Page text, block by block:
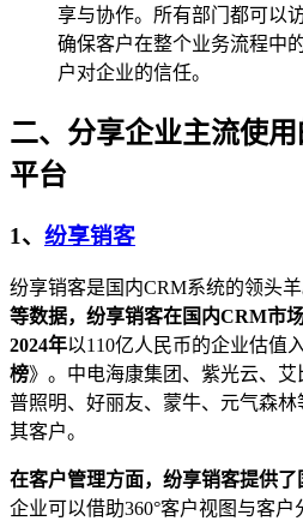
享与协作。所有部门都可以
确保客户在整个业务流程中
户对企业的信任。
二、分享企业主流使
平台
1、 纷享销客
纷享销客是国内CRM系统的领头羊
等数据，纷享销客在国内CRM市
2024年以110亿人民币的企业估值
榜》。中电海康集团、紫光云、
普照明、好丽友、蒙牛、元气森林
其客户。
在客户管理方面，纷享销客提供
企业可以借助360°客户视图与客